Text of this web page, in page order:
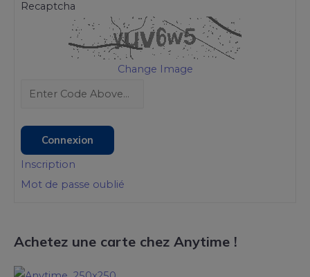
Recaptcha
Change Image
Connexion
Inscription
Mot de passe oublié
Achetez une carte chez Anytime !